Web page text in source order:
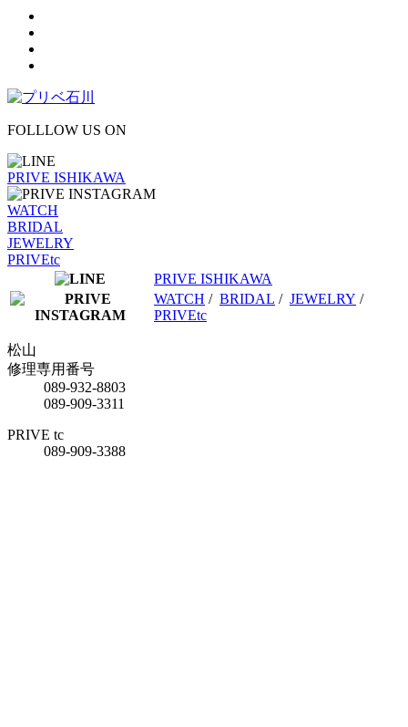
FOLLLOW US ON
PRIVE ISHIKAWA
WATCH
BRIDAL
JEWELRY
PRIVEtc
PRIVE ISHIKAWA
WATCH / BRIDAL / JEWELRY /
PRIVEtc
松山
修理専用番号
089-932-8803
089-909-3311
PRIVE tc
089-909-3388